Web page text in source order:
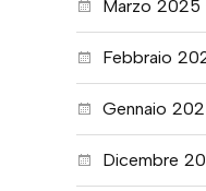
Marzo 2025
Febbraio
Gennaio
Dicembre